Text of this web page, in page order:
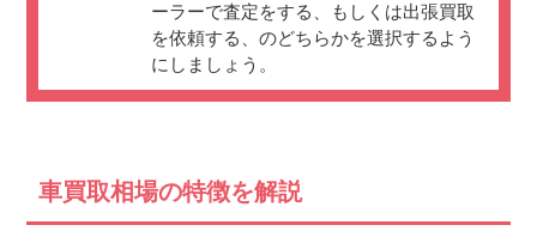
ーラーで査定をする、もしくは出張買取
を依頼する、のどちらかを選択するよう
にしましょう。
車買取相場の特徴を解説